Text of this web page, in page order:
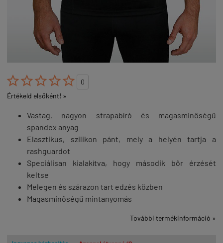

0
Értékeld elsőként! »
Vastag, nagyon strapabíró és magasminőségű
spandex anyag
Elasztikus, szilikon pánt, mely a helyén tartja a
rashguardot
Speciálisan kialakítva, hogy második bőr érzését
keltse
Melegen és szárazon tart edzés közben
Magasminőségű mintanyomás
További termékinformáció »